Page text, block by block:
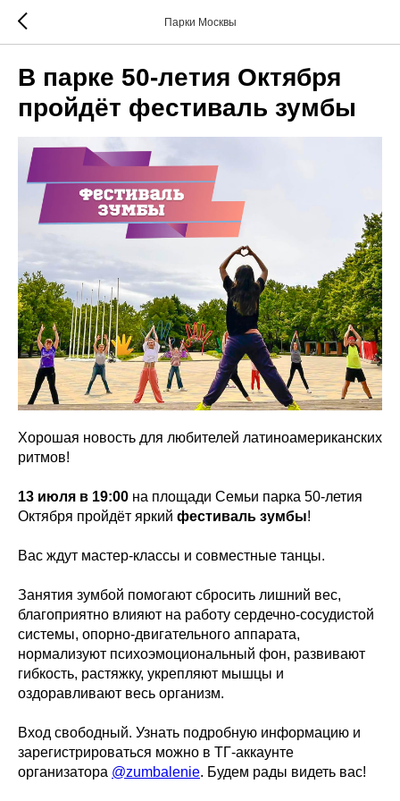
Парки Москвы
В парке 50-летия Октября
пройдёт фестиваль зумбы
Хорошая новость для любителей латиноамериканских
ритмов!
13 июля в 19:00 на площади Семьи парка 50-летия
Октября пройдёт яркий фестиваль зумбы!
Вас ждут мастер-классы и совместные танцы.
Занятия зумбой помогают сбросить лишний вес,
благоприятно влияют на работу сердечно-сосудистой
системы, опорно-двигательного аппарата,
нормализуют психоэмоциональный фон, развивают
гибкость, растяжку, укрепляют мышцы и
оздоравливают весь организм.
Вход свободный. Узнать подробную информацию и
зарегистрироваться можно в ТГ-аккаунте
организатора @zumbalenie. Будем рады видеть вас!